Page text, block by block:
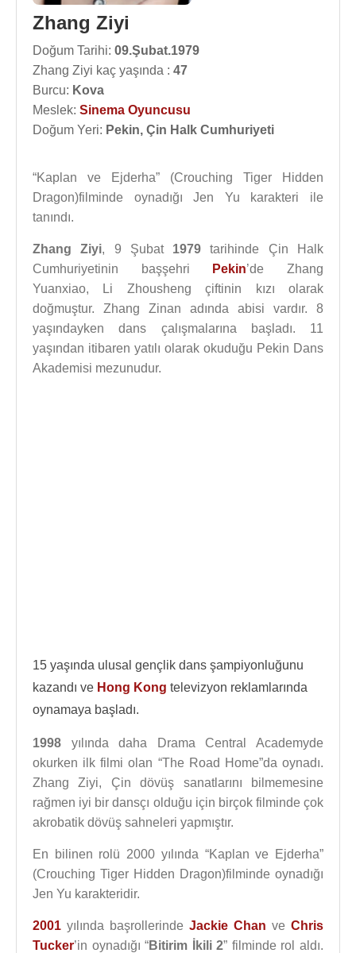
Zhang Ziyi
Doğum Tarihi: 09.Şubat.1979
Zhang Ziyi kaç yaşında : 47
Burcu: Kova
Meslek: Sinema Oyuncusu
Doğum Yeri: Pekin, Çin Halk Cumhuriyeti
“Kaplan ve Ejderha” (Crouching Tiger Hidden
Dragon)filminde oynadığı Jen Yu karakteri ile
tanındı.
Zhang Ziyi, 9 Şubat 1979 tarihinde Çin Halk
Cumhuriyetinin başşehri
Pekin’de Zhang
Yuanxiao, Li Zhousheng çiftinin kızı olarak
doğmuştur. Zhang Zinan adında abisi vardır. 8
yaşındayken dans çalışmalarına başladı. 11
yaşından itibaren yatılı olarak okuduğu Pekin Dans
Akademisi mezunudur.
15 yaşında ulusal gençlik dans şampiyonluğunu
kazandı ve Hong Kong televizyon reklamlarında
oynamaya başladı.
1998 yılında daha Drama Central Academyde
okurken ilk filmi olan “The Road Home”da oynadı.
Zhang Ziyi, Çin dövüş sanatlarını bilmemesine
rağmen iyi bir dansçı olduğu için birçok filminde çok
akrobatik dövüş sahneleri yapmıştır.
En bilinen rolü 2000 yılında “Kaplan ve Ejderha”
(Crouching Tiger Hidden Dragon)filminde oynadığı
Jen Yu karakteridir.
2001 yılında başrollerinde Jackie Chan ve Chris
Tucker’in oynadığı “Bitirim İkili 2” filminde rol aldı.